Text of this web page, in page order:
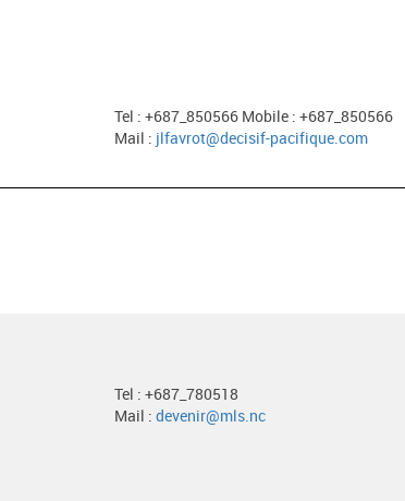
Tel : +687_850566 Mobile : +687_850566
Mail : jlfavrot@decisif-pacifique.com
Tel : +687_780518
Mail : devenir@mls.nc